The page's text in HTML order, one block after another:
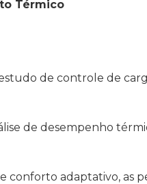
Térmico
de controle de
de desempenho
conforto adaptativo, as